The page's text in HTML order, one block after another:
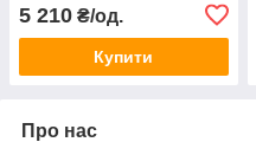
5 210 ₴/од.
Купити
Про нас